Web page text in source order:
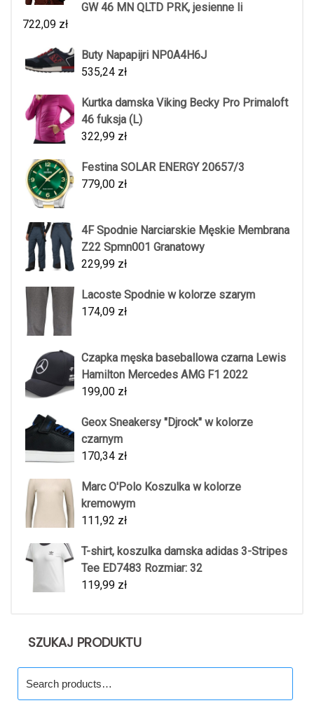
GW 46 MN QLTD PRK, jesienne li
722,09 zł
Buty Napapijri NP0A4H6J
535,24 zł
Kurtka damska Viking Becky Pro Primaloft
46 fuksja (L)
322,99 zł
Festina SOLAR ENERGY 20657/3
779,00 zł
4F Spodnie Narciarskie Męskie Membrana
Z22 Spmn001 Granatowy
229,99 zł
Lacoste Spodnie w kolorze szarym
174,09 zł
Czapka męska baseballowa czarna Lewis
Hamilton Mercedes AMG F1 2022
199,00 zł
Geox Sneakersy "Djrock" w kolorze
czarnym
170,34 zł
Marc O'Polo Koszulka w kolorze
kremowym
111,92 zł
T-shirt, koszulka damska adidas 3-Stripes
Tee ED7483 Rozmiar: 32
119,99 zł
SZUKAJ PRODUKTU
for: